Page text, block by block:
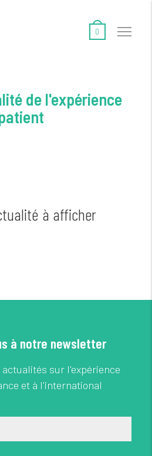
0
de l'expérience
à afficher
à notre newsletter
sur l'expérience
et à l'international